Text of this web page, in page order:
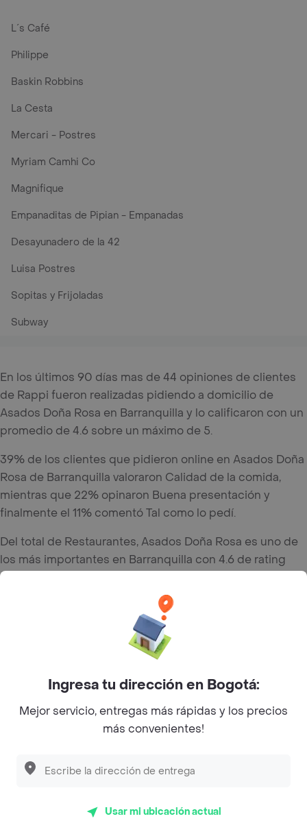
L´s Café
Philippe
Baskin Robbins
La Cesta
Mercari - Postres
Myriam Camhi Co
Magnifique
Empanaditas de Pipian - Empanadas
Desayunadero de la 42
Luisa Postres
Sopitas y Frijoladas
Subway
En los últimos 90 días mas de 44 opiniones de clientes
de Rappi fueron realizadas pidiendo a domicilio de
Asados Doña Rosa en Barranquilla y lo calificaron con un
promedio de 4.6 sobre un máximo de 5.
39% de los clientes que pidieron online en Asados Doña
Rosa de Barranquilla valoraron Calidad de la comida,
mientras que 22% opinaron Buena presentación y
finalmente el 11% comentó Tal como lo pedí.
Del total de Restaurantes, Asados Doña Rosa es uno de
los más importantes en Barranquilla con 4.6 de rating
sobre un máximo de 5.
Top Marcas y Cadenas de Restaurantes
Pide tu comida favorita cerca de ti
Ingresa tu dirección en Bogotá:
Mejor servicio, entregas más rápidas y los precios
más convenientes!
Usar mi ubicación actual